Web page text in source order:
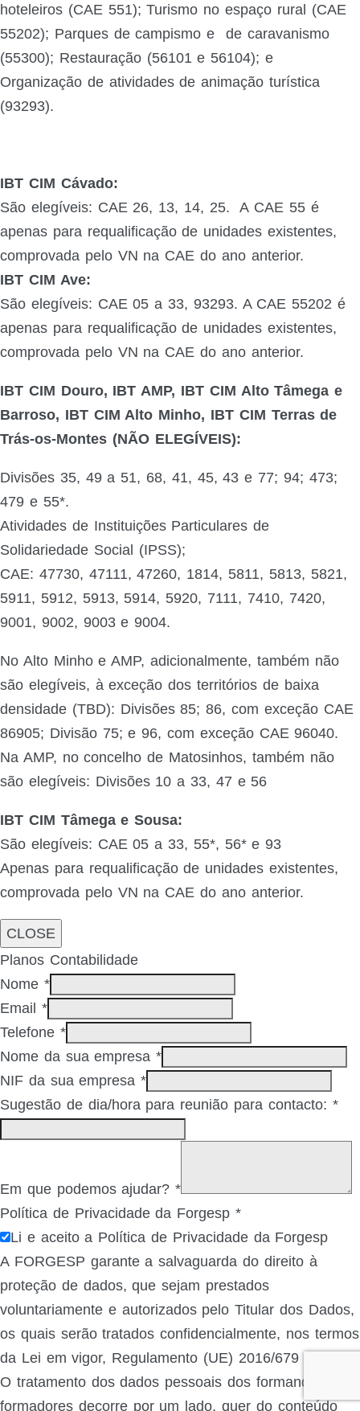
hoteleiros (CAE 551); Turismo no espaço rural (CAE
55202); Parques de campismo e de caravanismo
(55300); Restauração (56101 e 56104); e
Organização de atividades de animação turística
(93293).
IBT CIM Cávado:
São elegíveis: CAE 26, 13, 14, 25. A CAE 55 é
apenas para requalificação de unidades existentes,
comprovada pelo VN na CAE do ano anterior.
IBT CIM Ave:
São elegíveis: CAE 05 a 33, 93293. A CAE 55202 é
apenas para requalificação de unidades existentes,
comprovada pelo VN na CAE do ano anterior.
IBT CIM Douro, IBT AMP, IBT CIM Alto Tâmega e
Barroso, IBT CIM Alto Minho, IBT CIM Terras de
Trás-os-Montes (NÃO ELEGÍVEIS):
Divisões 35, 49 a 51, 68, 41, 45, 43 e 77; 94; 473;
479 e 55*.
Atividades de Instituições Particulares de
Solidariedade Social (IPSS);
CAE: 47730, 47111, 47260, 1814, 5811, 5813, 5821,
5911, 5912, 5913, 5914, 5920, 7111, 7410, 7420,
9001, 9002, 9003 e 9004.
No Alto Minho e AMP, adicionalmente, também não
são elegíveis, à exceção dos territórios de baixa
densidade (TBD): Divisões 85; 86, com exceção CAE
86905; Divisão 75; e 96, com exceção CAE 96040.
Na AMP, no concelho de Matosinhos, também não
são elegíveis: Divisões 10 a 33, 47 e 56
IBT CIM Tâmega e Sousa:
São elegíveis: CAE 05 a 33, 55*, 56* e 93
Apenas para requalificação de unidades existentes,
comprovada pelo VN na CAE do ano anterior.
CLOSE
Planos Contabilidade
Nome *
Email *
Telefone *
Nome da sua empresa*
NIF da sua empresa*
Sugestão de dia/hora para reunião para contacto: *
Em que podemos ajudar?*
Política de Privacidade da Forgesp *
Li e aceito a Política de Privacidade da Forgesp
A FORGESP garante a salvaguarda do direito à
proteção de dados, que sejam prestados
voluntariamente e autorizados pelo Titular dos Dados,
os quais serão tratados confidencialmente, nos termos
da Lei em vigor, Regulamento (UE) 2016/679 (RGPD).
O tratamento dos dados pessoais dos formandos e
formadores decorre por um lado, quer do conteúdo